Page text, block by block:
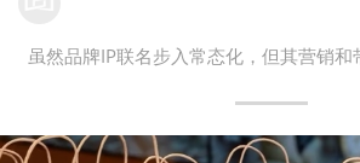
虽然品牌IP联名步入常态化，但其营销和